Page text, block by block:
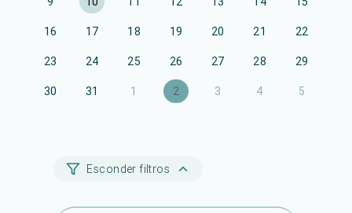
16 17 18 19 20 21 22
23 24 25 26 27 28 29
30 31 1 2 3 4 5
Esconder filtros